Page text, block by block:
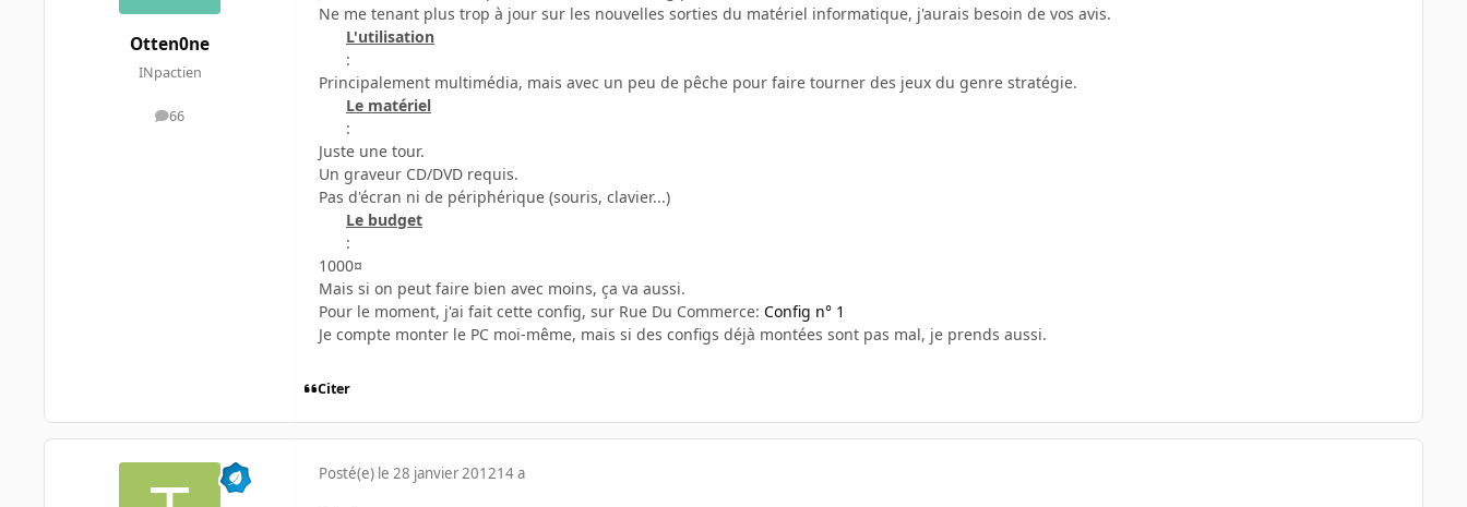
Otten0ne
INpactien
66
messages
Ne me tenant plus trop à jour sur les nouvelles sorties du matériel informatique, j'aurais besoin de vos avis.
L'utilisation
:
Principalement multimédia, mais avec un peu de pêche pour faire tourner des jeux du genre stratégie.
Le matériel
:
Juste une tour.
Un graveur CD/DVD requis.
Pas d'écran ni de périphérique (souris, clavier...)
Le budget
:
1000¤
Mais si on peut faire bien avec moins, ça va aussi.
Pour le moment, j'ai fait cette config, sur Rue Du Commerce: Config n° 1
Je compte monter le PC moi-même, mais si des configs déjà montées sont pas mal, je prends aussi.
Citer
Posté(e) le 28 janvier 201214 a